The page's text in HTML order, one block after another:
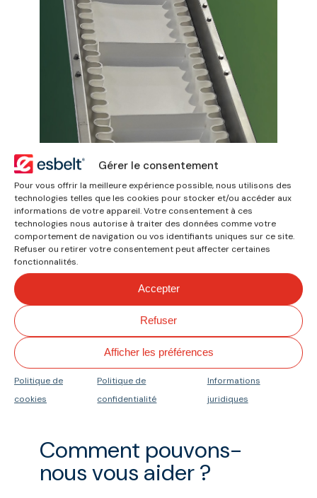
Gérer le consentement
Pour vous offrir la meilleure expérience possible, nous utilisons des
technologies telles que les cookies pour stocker et/ou accéder aux
informations de votre appareil. Votre consentement à ces
technologies nous autorise à traiter des données comme votre
comportement de navigation ou vos identifiants uniques sur ce site.
Refuser ou retirer votre consentement peut affecter certaines
fonctionnalités.
Accepter
Refuser
Afficher les préférences
Politique de
cookies
Politique de
confidentialité
Informations
juridiques
contenance et profils
Pose de tasseaux
Comment pouvons-
nous vous aider ?